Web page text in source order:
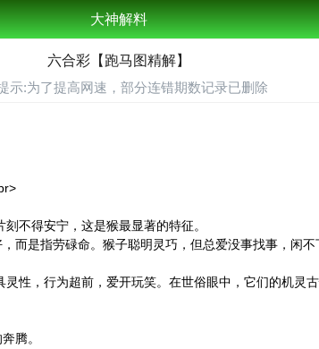
大神解料
六合彩【跑马图精解】
示:为了提高网速，部分连错期数记录已删除
不得安宁，这是猴最显著的特征。
而是指劳碌命。猴子聪明灵巧，但总爱没事找事，闲
灵性，行为超前，爱开玩笑。在世俗眼中，它们的机灵
腾。